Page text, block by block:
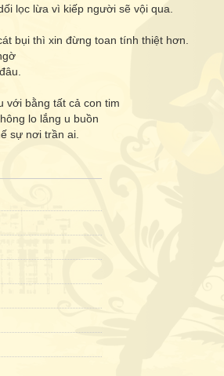
lọc lừa vì kiếp người sẽ vội qua.
bụi thì xin đừng toan tính thiệt hơn.
với bằng tất cả con tim
lo lắng u buồn
sự nơi trần ai.